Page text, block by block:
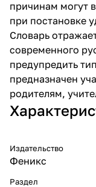
причинам могут
при постановке
Словарь
современного
предупредить
предназначен
родителям,
Издательство
Феникс
Раздел